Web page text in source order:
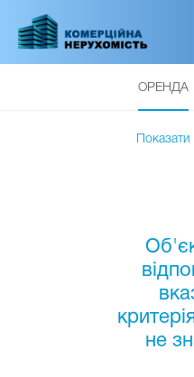
основного
ОРЕНДА
не